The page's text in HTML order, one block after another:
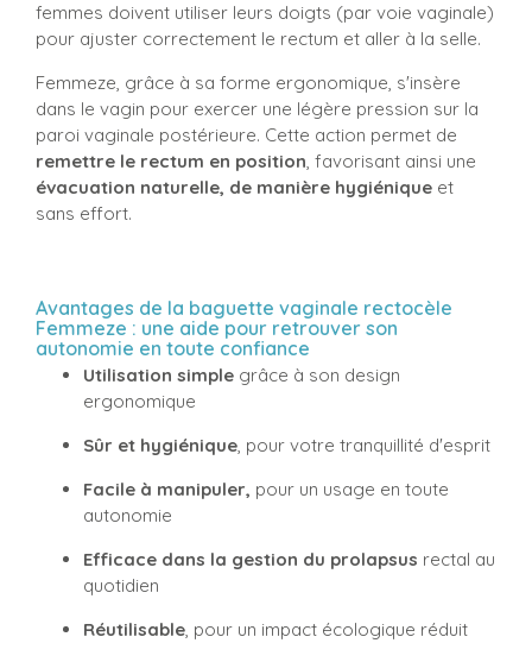
femmes doivent utiliser leurs doigts (par voie vaginale)
pour ajuster correctement le rectum et aller à la selle.
Femmeze, grâce à sa forme ergonomique, s'insère
dans le vagin pour exercer une légère pression sur la
paroi vaginale postérieure. Cette action permet de
remettre le rectum en position, favorisant ainsi une
évacuation naturelle, de manière hygiénique et
sans effort.
Avantages de la baguette vaginale rectocèle
Femmeze : une aide pour retrouver son
autonomie en toute confiance
Utilisation simple grâce à son design
ergonomique
Sûr et hygiénique, pour votre tranquillité d'esprit
Facile à manipuler, pour un usage en toute
autonomie
Efficace dans la gestion du prolapsus rectal au
quotidien
Réutilisable, pour un impact écologique réduit